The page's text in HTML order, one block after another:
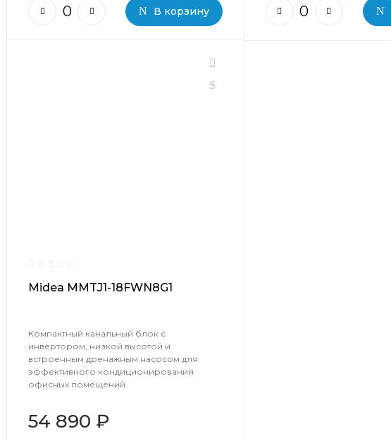
В корзину
Midea MMTJ1-18FWN8G1
Компактный канальный блок с
инвертором, низкой высотой и
встроенным дренажным насосом для
эффективного кондиционирования
офисных помещений.
54 890 ₽